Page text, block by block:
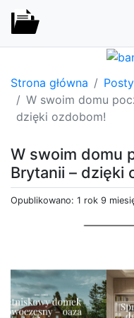
Strona główna
Posty
W swoim domu
dzięki ozdobom!
W swoim domu
Brytanii – dzięki
Opublikowano: 1 rok 9